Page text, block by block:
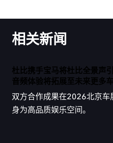
相关新闻
杜比携手宝马将杜比全景声
音频体验将拓展至未来更多
双方合作成果在2026北京车
身为高品质娱乐空间。